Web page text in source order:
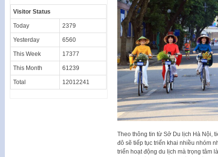
Theo thông tin từ Sở Du lịch Hà Nội,
đô sẽ tiếp tục triển khai nhiều nhóm
triển hoạt động du lịch mà trọng tâm
Visitor Status
Today 2379
Yesterday 6560
This Week 17377
This Month 61239
Total 12012241